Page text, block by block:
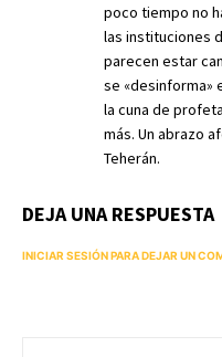
poco tiempo no
las instituciones
parecen estar
se «desinforma»
la cuna de
más. Un abrazo
Teherán.
DEJA UNA RESPUESTA
INICIAR SESIÓN PARA DEJAR UN